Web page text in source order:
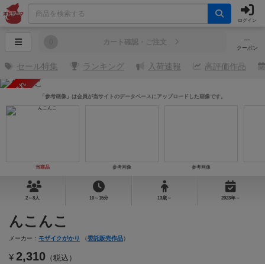
ログイン
─
クーポン
カート確認・ご注文
セール特集 ランキング 入荷速報 高評価作品
売り切れ
当商品 参考画像 参考画像
「参考画像」は会員が当サイトのデータベースにアップロードした画像です。
2～8人 10～15分 13歳～ 2023年～
んこんこ
メーカー： モザイクがかり （委託販売作品）
¥ 2,310 （税込）